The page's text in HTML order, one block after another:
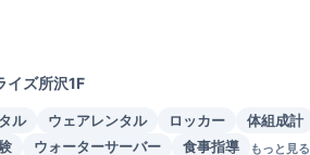
イズ所沢1F
ル ウェアレンタル ロッカー 体組成計
ウォーターサーバー 食事指導 もっと見る